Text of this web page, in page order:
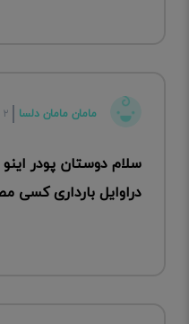
مامان مامان دلسا ۲ ماهگی
سلام دوستان پودر
دراوایل بارداری کسی